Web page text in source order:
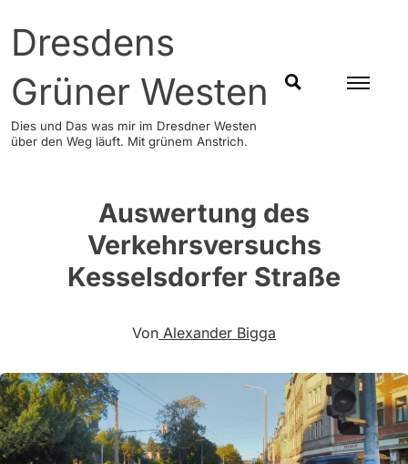
content
Dresdens
Grüner Westen
Dies und Das was mir im Dresdner Westen
über den Weg läuft. Mit grünem Anstrich.
SUCHEN
Auswertung des
Verkehrsversuchs
Kesselsdorfer Straße
Von Alexander Bigga